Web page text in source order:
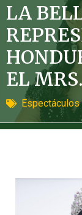
LA
EL
Espectáculos